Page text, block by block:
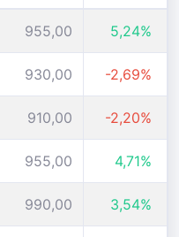
955,00 5,24%
930,00 -2,69%
910,00 -2,20%
955,00 4,71%
990,00 3,54%